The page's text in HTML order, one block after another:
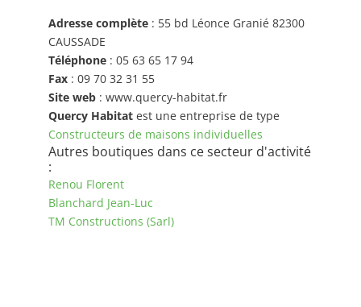
Adresse complète: 55 bd Léonce Granié 82300
CAUSSADE
Téléphone: 05 63 65 17 94
Fax: 09 70 32 31 55
Site web: www.quercy-habitat.fr
Quercy Habitatest une entreprise de type
Constructeurs de maisons individuelles
Autres boutiques dans ce secteur d'activité
:
Renou Florent
Blanchard Jean-Luc
TM Constructions (Sarl)